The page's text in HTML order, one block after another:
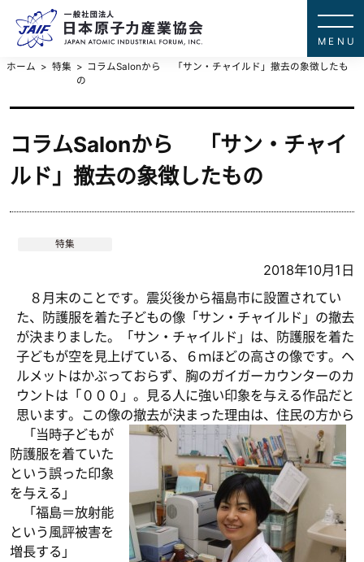
ホーム 特集
コラムSalonから 「サン・チャイルド」撤去の象徴したも
の
コラムSalonから 「サン・チャイ
ルド」撤去の象徴したもの
特集
2018年10月1日
８月末のことです。震災後から福島市に設置されてい
た、防護服を着た子どもの像「サン・チャイルド」の撤去
が決まりました。「サン・チャイルド」は、防護服を着た
子どもが空を見上げている、６ｍほどの高さの像です。ヘ
ルメットはかぶっておらず、胸のガイガーカウンターのカ
ウントは「０００」。見る人に強い印象を与える作品だと
思います。この像の撤去が決まった理由は、住民の方から
「当時子どもが
防護服を着ていた
という誤った印象
を与える」
「福島＝放射能
という風評被害を
増長する」